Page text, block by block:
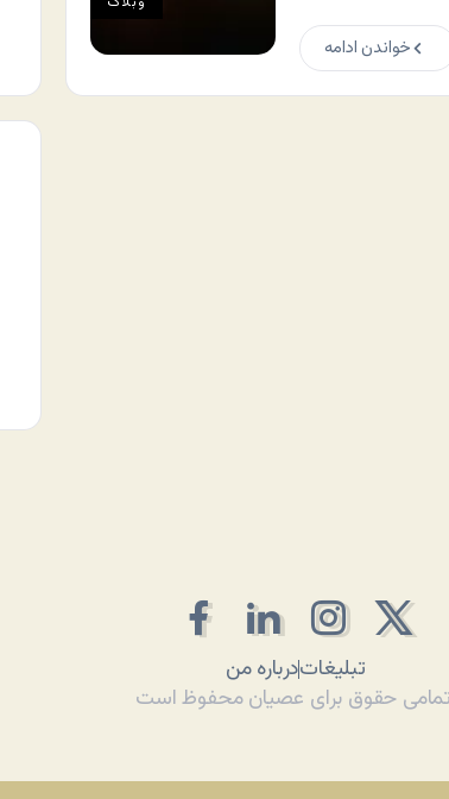
خواندن ادامه
درباره منتبلیغات